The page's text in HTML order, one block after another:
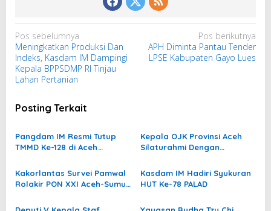
N
a
v
i
a
i
o
s
Pos sebelumnya
Meningkatkan Produksi Dan
Indeks, Kasdam IM Dampingi
Kepala BPPSDMP RI Tinjau
Lahan Pertanian
Pos berikutnya
APH Diminta Pantau Tender
LPSE Kabupaten Gayo Lues
Posting Terkait
Pangdam IM Resmi Tutup
TMMD Ke-128 di Aceh
Pembangunan dan Harapan
Baru untuk Warga
Kepala OJK Provinsi Aceh
Silaturahmi Dengan
Kakorlantas Survei Pamwal
Rolakir PON XXI Aceh-Sumut
Kasdam IM Hadiri Syukuran
HUT Ke-78 PALAD